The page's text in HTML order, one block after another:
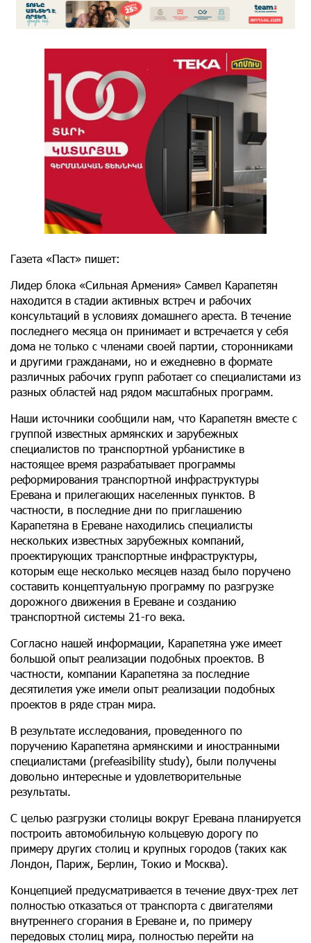
Газета «Паст» пишет:
Лидер блока «Сильная Армения» Самвел Карапетян
находится в стадии активных встреч и рабочих
консультаций в условиях домашнего ареста. В течение
последнего месяца он принимает и встречается у себя
дома не только с членами своей партии, сторонниками
и другими гражданами, но и ежедневно в формате
различных рабочих групп работает со специалистами из
разных областей над рядом масштабных программ.
Наши источники сообщили нам, что Карапетян вместе с
группой известных армянских и зарубежных
специалистов по транспортной урбанистике в
настоящее время разрабатывает программы
реформирования транспортной инфраструктуры
Еревана и прилегающих населенных пунктов. В
частности, в последние дни по приглашению
Карапетяна в Ереване находились специалисты
нескольких известных зарубежных компаний,
проектирующих транспортные инфраструктуры,
которым еще несколько месяцев назад было поручено
составить концептуальную программу по разгрузке
дорожного движения в Ереване и созданию
транспортной системы 21-го века.
Согласно нашей информации, Карапетяна уже имеет
большой опыт реализации подобных проектов. В
частности, компании Карапетяна за последние
десятилетия уже имели опыт реализации подобных
проектов в ряде стран мира.
В результате исследования, проведенного по
поручению Карапетяна армянскими и иностранными
специалистами (prefeasibility study), были получены
довольно интересные и удовлетворительные
результаты.
С целью разгрузки столицы вокруг Еревана планируется
построить автомобильную кольцевую дорогу по
примеру других столиц и крупных городов (таких как
Лондон, Париж, Берлин, Токио и Москва).
Концепцией предусматривается в течение двух-трех лет
полностью отказаться от транспорта с двигателями
внутреннего сгорания в Ереване и, по примеру
передовых столиц мира, полностью перейти на